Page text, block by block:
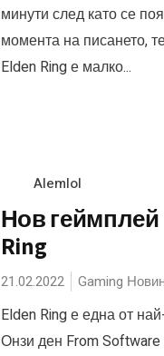
минути след като се
момента на писането,
Elden Ring е малко...
Alemlol
Нов геймплей
Ring
21.02.2022 Gaming
Elden Ring е една от
Онзи ден From